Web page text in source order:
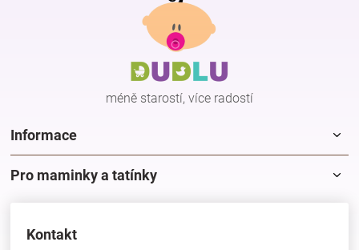
méně starostí, více radostí
Informace
Pro maminky a tatínky
Kontakt